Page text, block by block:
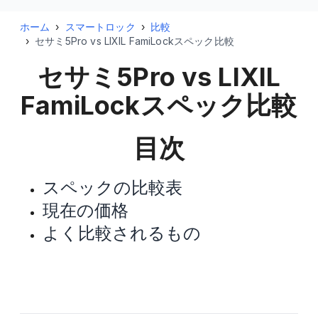
ホーム › スマートロック › 比較
› セサミ5Pro vs LIXIL FamiLockスペック比較
セサミ5Pro vs LIXIL
FamiLockスペック比較
目次
スペックの比較表
現在の価格
よく比較されるもの